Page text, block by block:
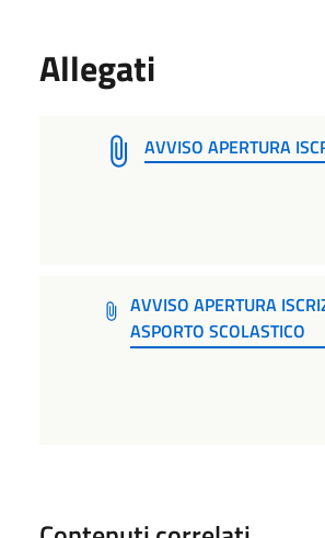
Allegati
AVVISO APERTURA
AVVISO APERTURA
ASPORTO SCOLASTICO